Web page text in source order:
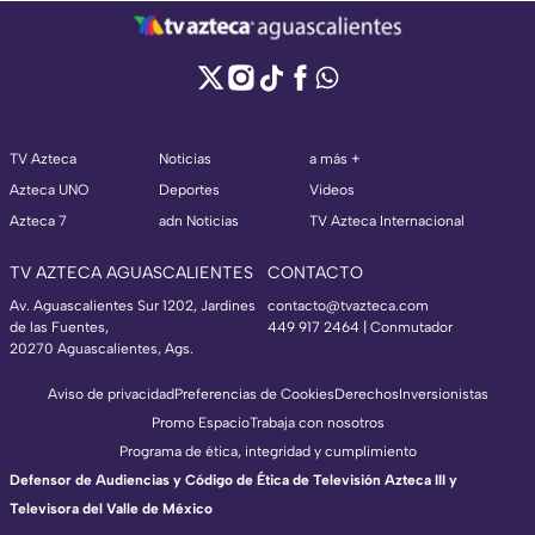
TV Azteca
Azteca UNO
Azteca 7
Noticias
Deportes
adn Noticias
a más +
Videos
TV Azteca Internacional
TV AZTECA AGUASCALIENTES
Av. Aguascalientes Sur 1202, Jardines
de las Fuentes,
20270 Aguascalientes, Ags.
CONTACTO
contacto@tvazteca.com
449 917 2464 | Conmutador
Aviso de privacidadPreferencias de CookiesDerechosInversionistas
Promo EspacioTrabaja con nosotros
Programa de ética, integridad y cumplimiento
Defensor de Audiencias y Código de Ética de Televisión Azteca III y
Televisora del Valle de México